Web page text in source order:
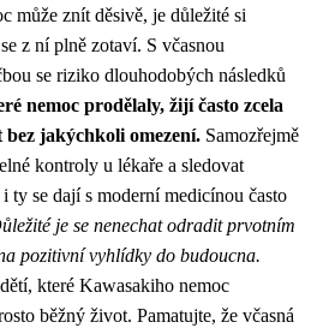
může znít děsivě, je důležité si
z ní plně zotaví. S včasnou
se riziko dlouhodobých následků
nemoc prodělaly, žijí často zcela
jakýchkoli omezení. Samozřejmě
kontroly u lékaře a sledovat
ty se dají s moderní medicínou často
je se nenechat odradit prvotním
pozitivní vyhlídky do budoucna.
které Kawasakiho nemoc
běžný život. Pamatujte, že včasná